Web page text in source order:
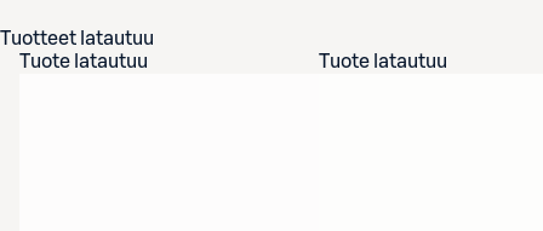
Tuotteet latautuu
Tuote latautuu
Tuote latautuu